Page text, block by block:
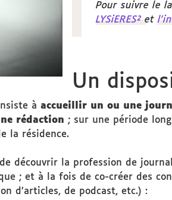
Pour suivre le
LYSiERES² et
Un
à accueillir un ou une
rédaction ; sur une période
la résidence.
découvrir la profession de
; et à la fois de co-créer des
d’articles, de podcast, etc.) :